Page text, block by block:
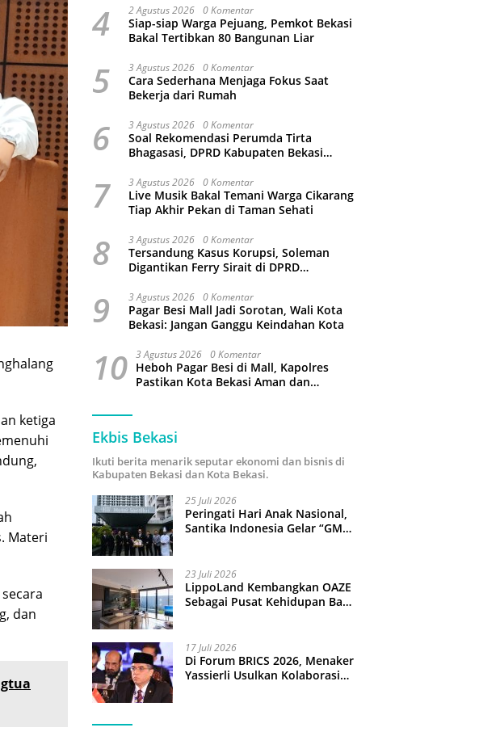
ketiga
Materi
dan
4 2 Agustus 2026 0 Komentar
Siap-siap Warga Pejuang, Pemkot Bekasi
Bakal Tertibkan 80 Bangunan Liar
5 3 Agustus 2026 0 Komentar
Cara Sederhana Menjaga Fokus Saat
Bekerja dari Rumah
6 3 Agustus 2026 0 Komentar
Soal Rekomendasi Perumda Tirta
Bhagasasi, DPRD Kabupaten Bekasi
7 3 Agustus 2026 0 Komentar
Live Musik Bakal Temani Warga Cikarang
Tiap Akhir Pekan di Taman Sehati
8 3 Agustus 2026 0 Komentar
Tersandung Kasus Korupsi, Soleman
Digantikan Ferry Sirait di DPRD
9 3 Agustus 2026 0 Komentar
Pagar Besi Mall Jadi Sorotan, Wali Kota
Bekasi: Jangan Ganggu Keindahan Kota
10 3 Agustus 2026 0 Komentar
Heboh Pagar Besi di Mall, Kapolres
Pastikan Kota Bekasi Aman dan
Ekbis Bekasi
Ikuti berita menarik seputar ekonomi dan bisnis di
Kabupaten Bekasi dan Kota Bekasi.
25 Juli 2026
Peringati Hari Anak Nasional,
Santika Indonesia Gelar “GM
23 Juli 2026
LippoLand Kembangkan OAZE
Sebagai Pusat Kehidupan Baru
17 Juli 2026
Di Forum BRICS 2026, Menaker
Yassierli Usulkan Kolaborasi